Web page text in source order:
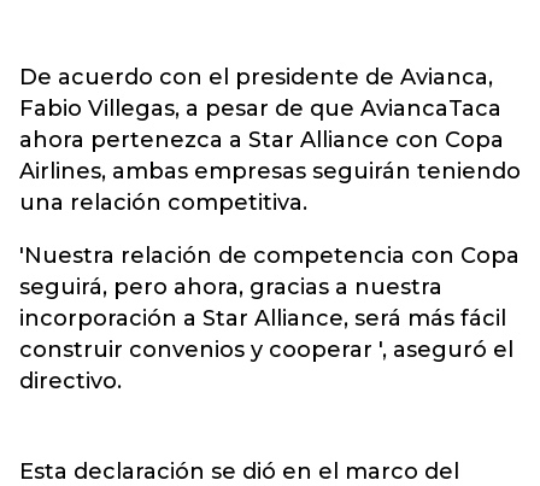
De acuerdo con el presidente de Avianca,
Fabio Villegas, a pesar de que AviancaTaca
ahora pertenezca a Star Alliance con Copa
Airlines, ambas empresas seguirán teniendo
una relación competitiva.
'Nuestra relación de competencia con Copa
seguirá, pero ahora, gracias a nuestra
incorporación a Star Alliance, será más fácil
construir convenios y cooperar ', aseguró el
directivo.
Esta declaración se dió en el marco del